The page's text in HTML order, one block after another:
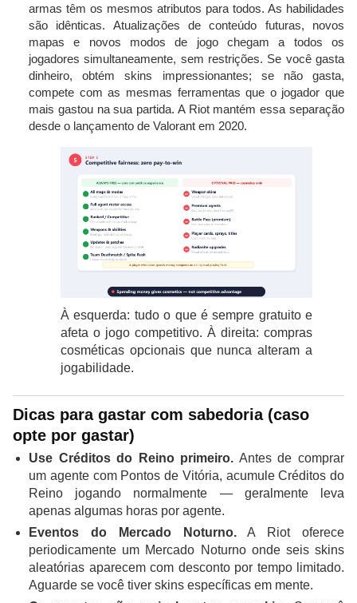
armas têm os mesmos atributos para todos. As habilidades
são idênticas. Atualizações de conteúdo futuras, novos
mapas e novos modos de jogo chegam a todos os
jogadores simultaneamente, sem restrições. Se você gasta
dinheiro, obtém skins impressionantes; se não gasta,
compete com as mesmas ferramentas que o jogador que
mais gastou na sua partida. A Riot mantém essa separação
desde o lançamento de Valorant em 2020.
À esquerda: tudo o que é sempre gratuito e
afeta o jogo competitivo. À direita: compras
cosméticas opcionais que nunca alteram a
jogabilidade.
Dicas para gastar com sabedoria (caso
opte por gastar)
Use Créditos do Reino primeiro. Antes de comprar
um agente com Pontos de Vitória, acumule Créditos do
Reino jogando normalmente — geralmente leva
apenas algumas horas por agente.
Eventos do Mercado Noturno.A Riot oferece
periodicamente um Mercado Noturno onde seis skins
aleatórias aparecem com desconto por tempo limitado.
Aguarde se você tiver skins específicas em mente.